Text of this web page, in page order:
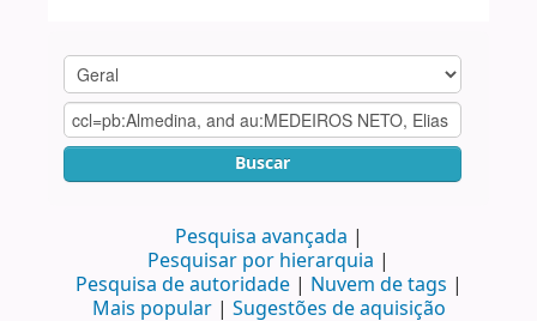
Buscar
Pesquisa avançada
Pesquisar por hierarquia
Pesquisa de autoridade
Nuvem de tags
Mais popular
Sugestões de aquisição